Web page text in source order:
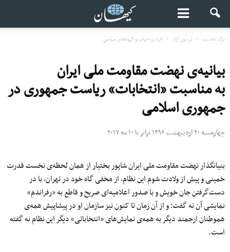
برگ نخست تریبون آزاد افراد و احزاب و گروه‌های سیاسی
بیانیه‌ی نهضت مقاومت ملی ایران
به مناسبت «انتخابات» ریاست جمهوری در
جمهوری اسلامی
چهارشنبه ۲۰ اردیبهشت ۱۳۹۶ برابر با ۱۰ مه ۲۰۱۷
بنیانگذار نهضت مقاومت ملی ایران شاپور بختیار از همان لحظه‌ی نخست قدرت
خمینی و پیش از ولادت شوم این نظام، از مخفی گاه خود در تهران، با در
دست‌گرفتن جان خویش و با صدور اعلامیه‌ای صریح و قاطع به «رفراندم»
نمایشی آن نه گفت؛ و از آن زمان تا کنون نیز سازمان او در پیشاپیش همه‌ی
هموطنان ارجمند دیگر به همه‌ی نمایش‌های «انتخاباتی» دیگر این نظام نه گفته
است.